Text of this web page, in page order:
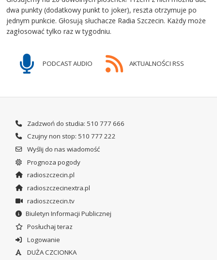
dwa punkty (dodatkowy punkt to joker), reszta otrzymuje po
jednym punkcie. Głosują słuchacze Radia Szczecin. Każdy może
zagłosować tylko raz w tygodniu.
PODCAST AUDIO AKTUALNOŚCI RSS
Zadzwoń do studia: 510 777 666
Czujny non stop: 510 777 222
Wyślij do nas wiadomość
Prognoza pogody
radioszczecin.pl
radioszczecinextra.pl
radioszczecin.tv
Biuletyn Informacji Publicznej
Posłuchaj teraz
Logowanie
DUŻA CZCIONKA